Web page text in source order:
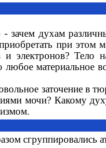
зачем духам
при этом
и электронов? Тело
материальное
заточение в
мочи? Какому
сгруппировались